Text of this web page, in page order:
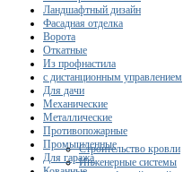
Строительство кровли
Инженерные системы
Ландшафтный дизайн
Фасадная отделка
Ворота
Откатные
Из профнастила
с дистанционным управлением
Для дачи
Механические
Металлические
Противопожарные
Промышленные
Для гаража